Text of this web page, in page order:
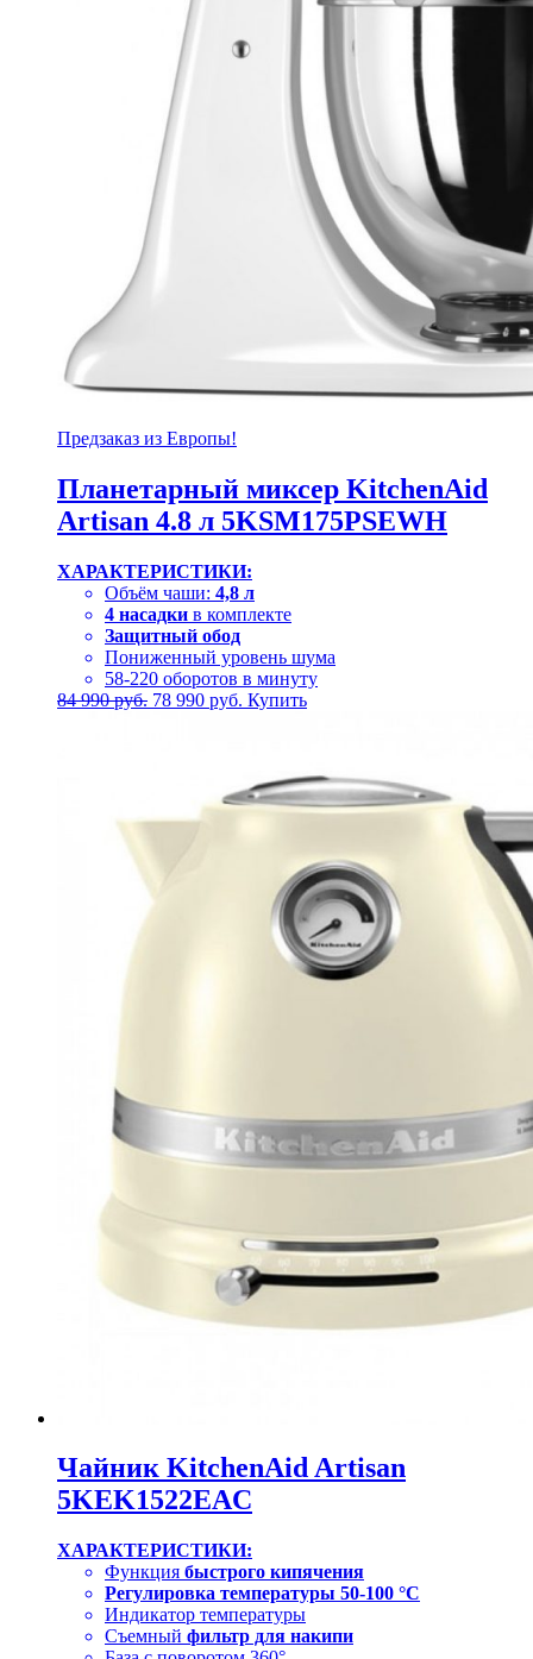
Предзаказ из Европы!
Планетарный миксер KitchenAid
Artisan 4.8 л 5KSM175PSEWH
ХАРАКТЕРИСТИКИ:
Объём чаши: 4,8 л
4 насадки в комплекте
Защитный обод
Пониженный уровень шума
58-220 оборотов в минуту
84 990руб. Первоначальная
78 990 руб. Текущая
Купить
Чайник KitchenAid Artisan
5KEK1522EAC
ХАРАКТЕРИСТИКИ:
Функция быстрого кипячения
Регулировка температуры 50-100 °C
Индикатор температуры
Съемный фильтр для накипи